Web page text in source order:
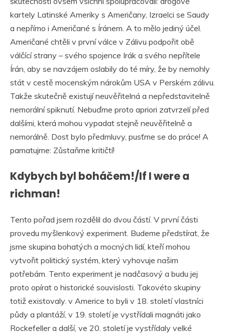
kartely Latinské Ameriky s Američany, Izraelci se Saudy
a nepřímo i Američané s Íránem. A to mělo jediný účel.
Američané chtěli v první válce v Zálivu podpořit obě
válčící strany – svého spojence Irák a svého nepřítele
Írán, aby se navzájem oslabily do té míry, že by nemohly
stát v cestě mocenským nárokům USA v Perském zálivu.
Takže skutečně existují neuvěřitelná a nepředstavitelně
nemorální spiknutí. Nebuďme proto apriori zatvrzelí před
dalšími, která mohou vypadat stejně neuvěřitelně a
nemorálně. Dost bylo předmluvy, pusťme se do práce! A
pamatujme: Zůstaňme kritičtí!
Kdybych byl boháčem!/If I were a
richman!
Tento pořad jsem rozdělil do dvou částí. V první části
provedu myšlenkový experiment. Budeme předstírat, že
jsme skupina bohatých a mocných lidí, kteří mohou
vytvořit politický systém, který vyhovuje našim
potřebám. Tento experiment je nadčasový a budu jej
proto opírat o historické souvislosti. Takovéto skupiny
totiž existovaly. v Americe to byli v 18. století vlastníci
půdy a plantáží, v 19. století je vystřídali magnáti jako
Rockefeller a další, ve 20. století je vystřídaly velké